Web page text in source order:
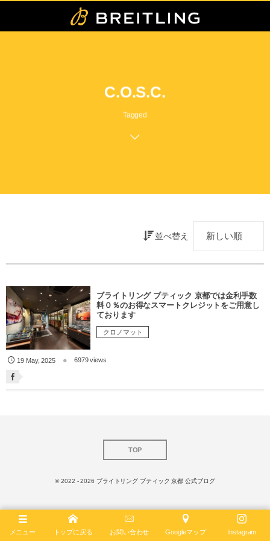
C.O.S.C.
Tagged
並べ替え
ブライトリング ブティック 京都では金利手数
料０％のお得なスマートクレジットをご用意し
ております
クロノマット
19 May,2025 6979 views
TOP
© 2022 - 2026 ブライトリング ブティック 京都 公式ブログ
メニュー トップに戻る お問い合わせ Googleマップ Instagram